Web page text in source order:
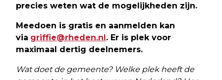
precies weten wat de mogelijkheden zijn.
Meedoen is gratis en aanmelden kan
via griffie@rheden.nl. Er is plek voor
maximaal dertig deelnemers.
Wat doet de gemeente? Welke plek heeft de